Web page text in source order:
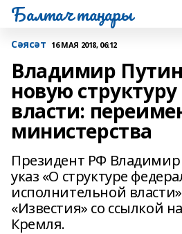
Балтач таңнары
Сәясәт 16 МАЯ 2018, 06:12
Владимир
новую
власти:
министерства
Президент РФ
указ «О структуре
исполнительной
«Известия» со ссылкой
Кремля.